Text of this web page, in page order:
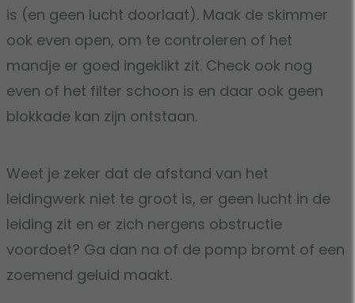
is (en geen lucht doorlaat). Maak de skimmer
ook even open, om te controleren of het
mandje er goed ingeklikt zit. Check ook nog
even of het filter schoon is en daar ook geen
blokkade kan zijn ontstaan.
Weet je zeker dat de afstand van het
leidingwerk niet te groot is, er geen lucht in de
leiding zit en er zich nergens obstructie
voordoet? Ga dan na of de pomp bromt of een
zoemend geluid maakt.